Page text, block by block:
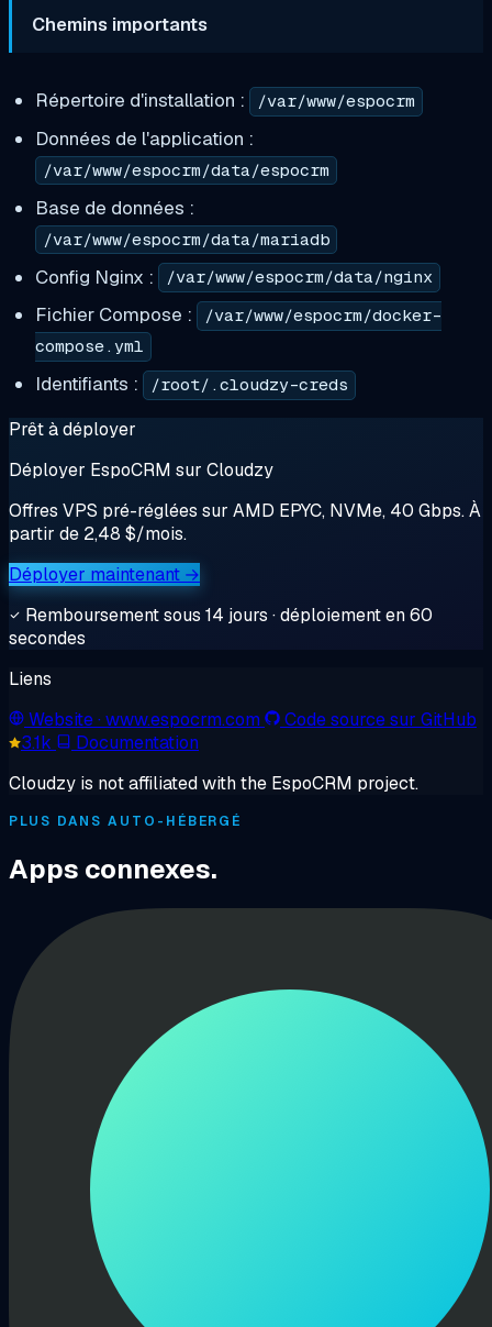
Chemins importants
Répertoire d'installation : /var/www/espocrm
Données de l'application :
/var/www/espocrm/data/espocrm
Base de données :
/var/www/espocrm/data/mariadb
Config Nginx : /var/www/espocrm/data/nginx
Fichier Compose :
/var/www/espocrm/docker-
compose.yml
Identifiants : /root/.cloudzy-creds
Prêt à déployer
Déployer EspoCRM sur Cloudzy
Offres VPS pré-réglées sur AMD EPYC, NVMe, 40 Gbps. À
partir de 2,48 $/mois.
Déployer maintenant →
Remboursement sous 14 jours · déploiement en 60
secondes
Liens
Website· www.espocrm.com
Code source sur GitHub
3.1k
Documentation
Cloudzy is not affiliated with the EspoCRM project.
PLUS DANS AUTO-HÉBERGÉ
Apps connexes.